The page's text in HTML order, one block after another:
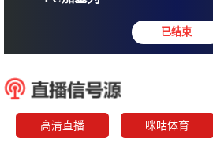
2026-
0
高清直播 咪咕体育